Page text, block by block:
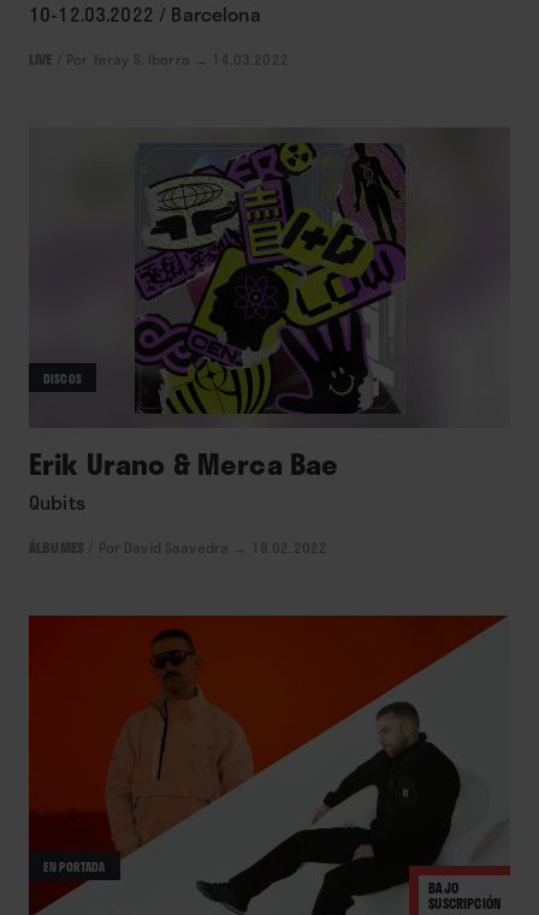
10-12.03.2022 / Barcelona
LIVE Por Yeray S. Iborra → 14.03.2022
DISCOS
Erik Urano & Merca Bae
Qubits
ÁLBUMES Por David Saavedra → 18.02.2022
BAJO
SUSCRIPCIÓN
EN PORTADA